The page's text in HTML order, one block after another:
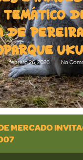
TEMÁTICO
DE
febrero 26, 2026 No
MERCADO